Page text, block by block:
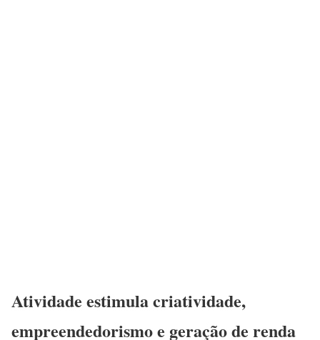
Atividade estimula criatividade,
empreendedorismo e geração de renda